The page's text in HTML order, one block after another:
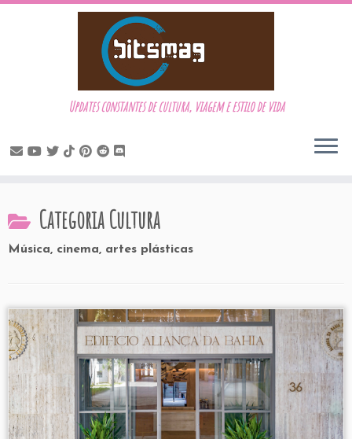
to
content
Updates constantes de cultura, viagem e estilo de vida
CategoriaCultura
Música, cinema, artes plásticas